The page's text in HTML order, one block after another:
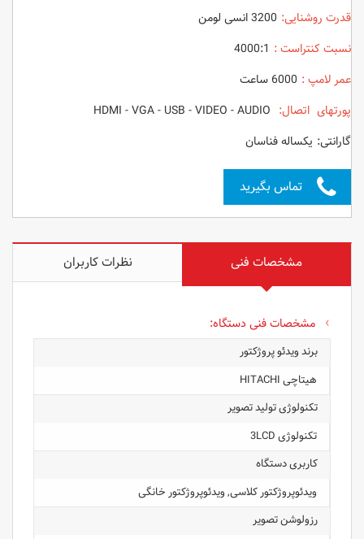
قدرت روشنایی:
نسبت کنتراست :
عمر لامپ :
پورتهای اتصال:
گارانتی: یکساله فناسان
تماس بگیرید
مشخصات فنی نظرات کاربران
مشخصات فنی دستگاه:
برند ویدئو پروژکتور
هیتاچی HITACHI
تکنولوژی تولید تصویر
تکنولوژی 3LCD
کاربری دستگاه
ویدئوپروژکتور کلاسی, ویدئوپروژکتور خانگی
رزولوشن تصویر